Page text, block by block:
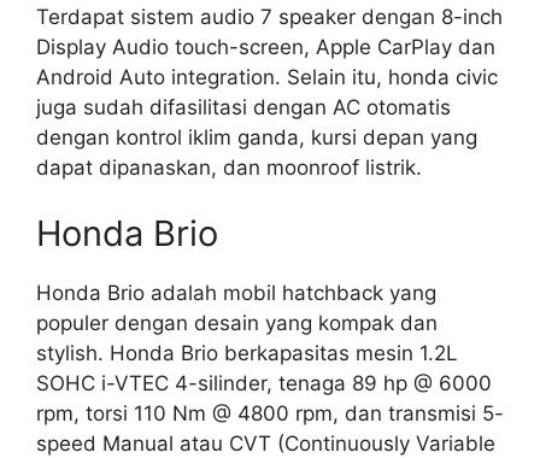
Terdapat sistem audio 7 speaker dengan 8-inch
Display Audio touch-screen, Apple CarPlay dan
Android Auto integration. Selain itu, honda civic
juga sudah difasilitasi dengan AC otomatis
dengan kontrol iklim ganda, kursi depan yang
dapat dipanaskan, dan moonroof listrik.
Honda Brio
Honda Brio adalah mobil hatchback yang
populer dengan desain yang kompak dan
stylish. Honda Brio berkapasitas mesin 1.2L
SOHC i-VTEC 4-silinder, tenaga 89 hp @ 6000
rpm, torsi 110 Nm @ 4800 rpm, dan transmisi 5-
speed Manual atau CVT (Continuously Variable